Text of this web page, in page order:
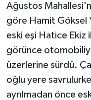
Ağustos
göre Hamit Göksel
eski eşi Hatice Ekiz
görünce
üzerlerine sürdü.
oğlu yere
ayrılmadan önce